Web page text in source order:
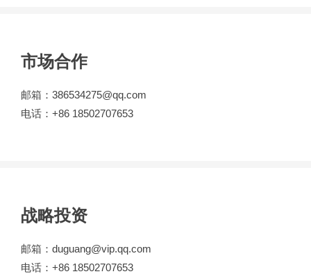
市场合作
邮箱：386534275@qq.com
电话：+86 18502707653
战略投资
邮箱：duguang@vip.qq.com
电话：+86 18502707653